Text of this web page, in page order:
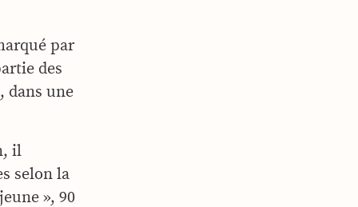
par
des
, dans une
il
selon la
», 90